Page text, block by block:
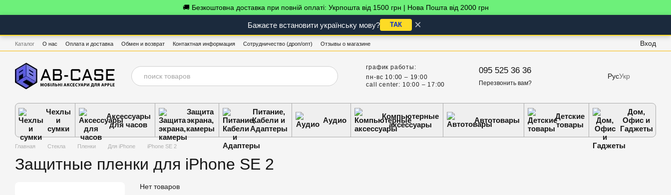
🚚 Безкоштовна доставка при повній оплаті: Укрпошта від 1500 грн | Нова Пошта від 2000 грн
Бажаєте встановити українську мову? ТАК ×
Каталог О нас Оплата и доставка Обмен и возврат Контактная информация Сотрудничество (дроп/опт) Отзывы о магазине Вход
график работы:
пн-вс 10:00 – 19:00
call center: 10:00 – 17:00
095 525 36 36
Перезвонить вам?
РусУкр
Чехлы
и
сумки
Аксессуары
для часов
Защита
экрана,
камеры
Питание,
Кабели и
Адаптеры
Аудио
Компьютерные
аксессуары
Автотовары
Детские
товары
Дом,
Офис и
Гаджеты
Главная Стекла Пленки Для iPhone iPhone SE 2
Защитные пленки для iPhone SE 2
Нет товаров